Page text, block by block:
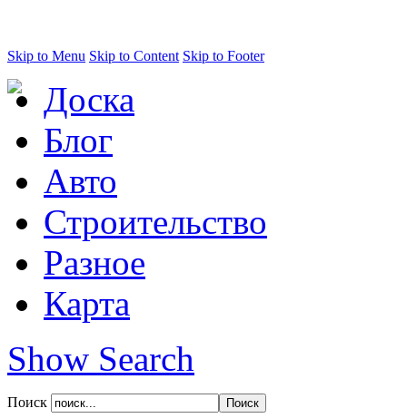
Skip to Menu Skip to Content Skip to Footer
Доска
Блог
Авто
Строительство
Разное
Карта
Show Search
Поиск